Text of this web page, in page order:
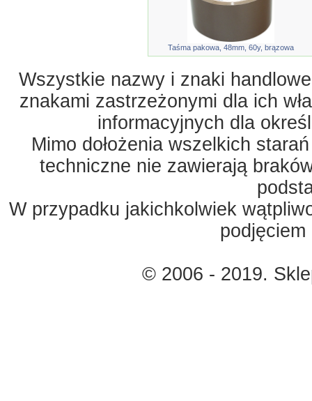
Taśma pakowa, 48mm, 60y, brązowa
Wszystkie nazwy i znaki
znakami zastrzeżonymi dla ich
informacyjnych dla
Mimo dołożenia wszelkich
techniczne nie zawierają
W przypadku jakichkolwiek
© 2006 - 2019.